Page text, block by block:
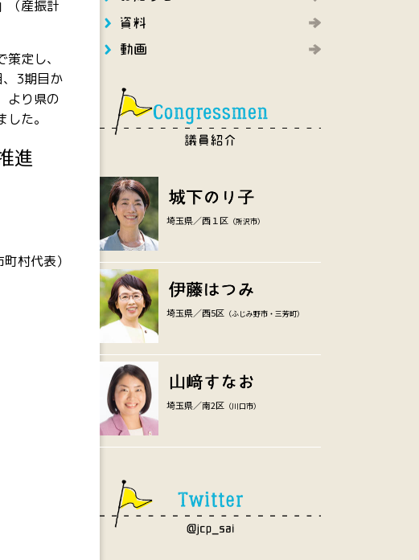
」（産振計
定し、
3期目か
より県の
た。
進
村代表）
埼玉県／西１区 （所沢市）
埼玉県／西5区 （ふじみ野市・三芳町）
埼玉県／南2区 （川口市）